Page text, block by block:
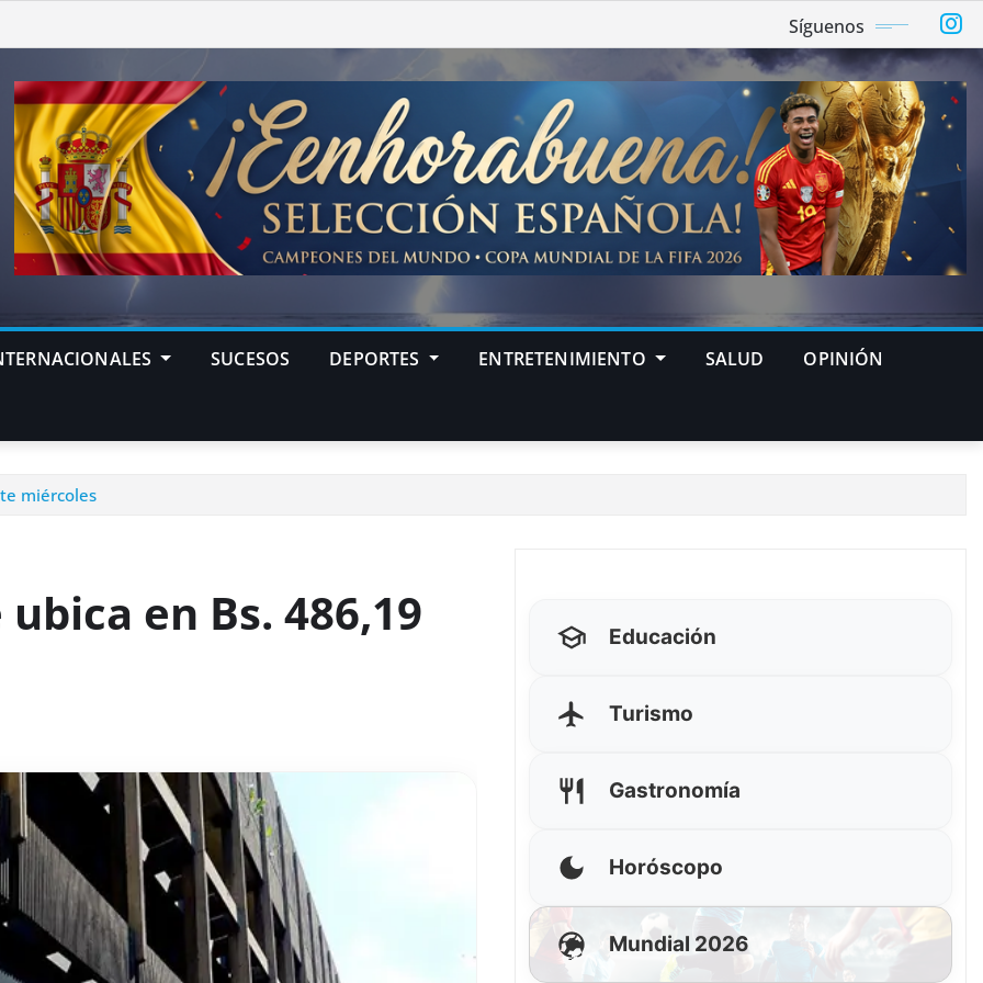
Síguenos
SUCESOS DEPORTES ENTRETENIMIENTO SALUD OPINIÓN
miércoles
en Bs. 486,19
Educación
Turismo
Gastronomía
Horóscopo
Mundial 2026